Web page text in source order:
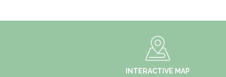
INTERACTIVE MAP